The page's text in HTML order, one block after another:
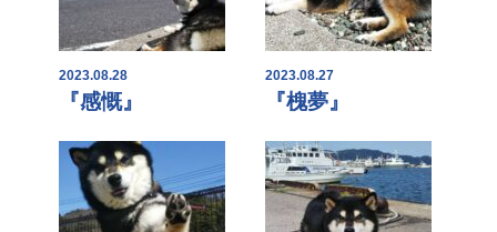
2023.08.28
『感慨』
2023.08.27
『槐夢』